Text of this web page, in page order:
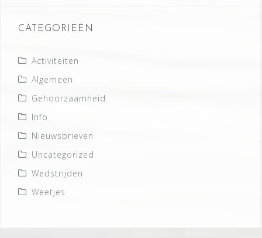
CATEGORIEËN
Activiteiten
Algemeen
Gehoorzaamheid
Info
Nieuwsbrieven
Uncategorized
Wedstrijden
Weetjes